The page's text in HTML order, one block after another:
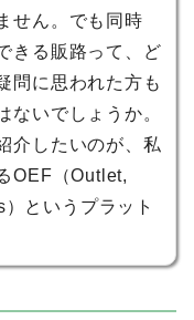
せん。でも同時
きる販路って、ど
問に思われた方も
ないでしょうか。
介したいのが、私
OEF（Outlet,
というプラット